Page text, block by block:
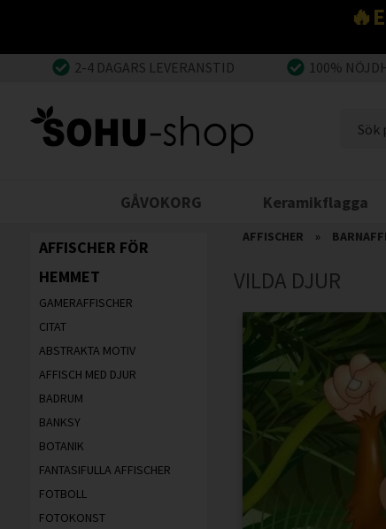
2-4 DAGARS LEVERANSTID
100%
GÅVOKORG Keramikflagga
AFFISCHER FÖR
HEMMET
GAMERAFFISCHER
CITAT
ABSTRAKTA MOTIV
AFFISCH MED DJUR
BADRUM
BANKSY
BOTANIK
FANTASIFULLA AFFISCHER
FOTBOLL
FOTOKONST
AFFISCHER »
VILDA DJUR